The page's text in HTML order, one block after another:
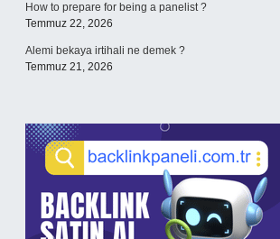
How to prepare for being a panelist ?
Temmuz 22, 2026
Alemi bekaya irtihali ne demek ?
Temmuz 21, 2026